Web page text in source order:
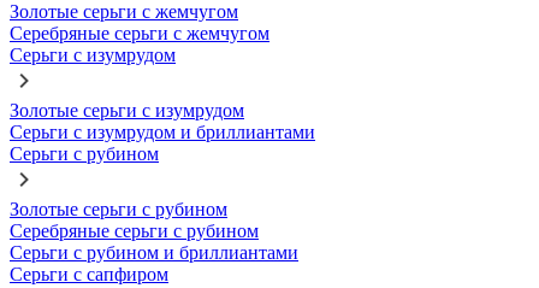
Золотые серьги с жемчугом
Серебряные серьги с жемчугом
Серьги с изумрудом
Золотые серьги с изумрудом
Серьги с изумрудом и бриллиантами
Серьги с рубином
Золотые серьги с рубином
Серебряные серьги с рубином
Серьги с рубином и бриллиантами
Серьги с сапфиром